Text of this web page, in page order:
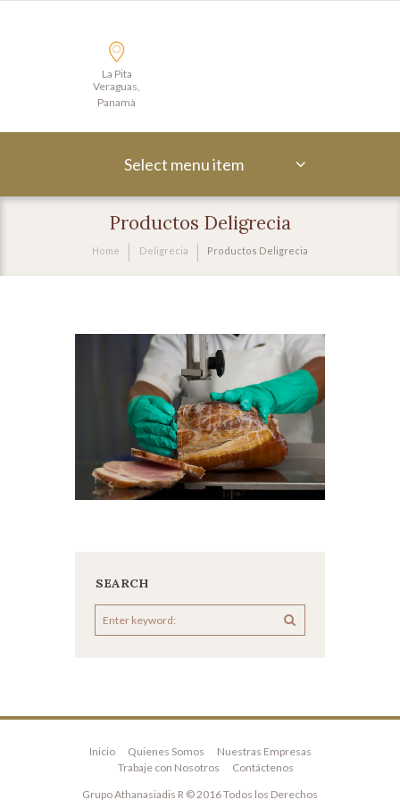
La Pita
Veraguas,
Panamà
Select menu item
Productos Deligrecia
Home Deligrecia Productos Deligrecia
SEARCH
Inicio Quienes Somos
Nuestras Empresas
Trabaje con Nosotros
Contáctenos
Grupo Athanasiadis R © 2016 Todos los Derechos